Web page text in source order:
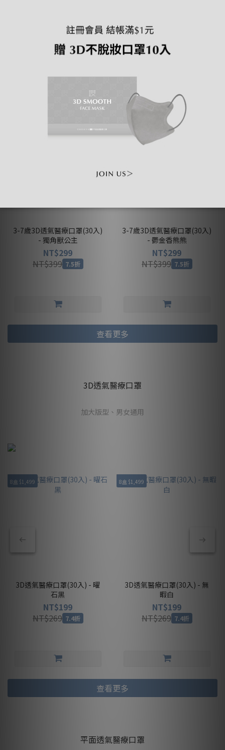
3-7歲3D透氣醫療口罩(30入)
- 獨角獸公主
NT$299
NT$399 7.5折
5盒 $1,399
3-7歲3D透氣醫療口罩(30入)
- 鬱金香熊熊
NT$299
NT$399 7.5折
查看更多
3D透氣醫療口罩
加大版型、男女通用
8盒 $1,499
3D透氣醫療口罩(30入) - 曜
石黑
NT$199
NT$269 7.4折
8盒 $1,499
3D透氣醫療口罩(30入) - 無
暇白
NT$199
NT$269 7.4折
查看更多
平面透氣醫療口罩